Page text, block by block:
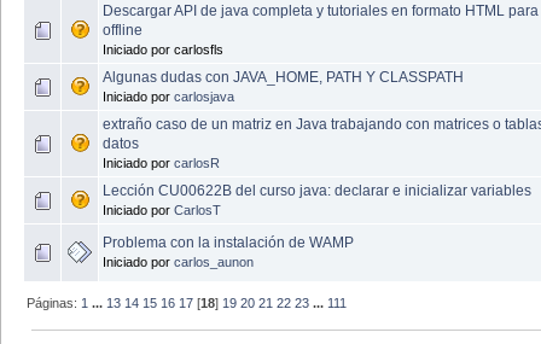
Descargar API de java completa y tutoriales en formato HTML
offline
Iniciado por carlosfls
Algunas dudas con JAVA_HOME, PATH Y CLASSPATH
Iniciado por carlosjava
extraño caso de un matriz en Java trabajando con matrices o
datos
Iniciado por carlosR
Lección CU00622B del curso java: declarar e inicializar variables
Iniciado por CarlosT
Problema con la instalación de WAMP
Iniciado por carlos_aunon
Páginas: 1 ... 13 14 15 16 17 [18] 19 20 21 22 23 ... 111